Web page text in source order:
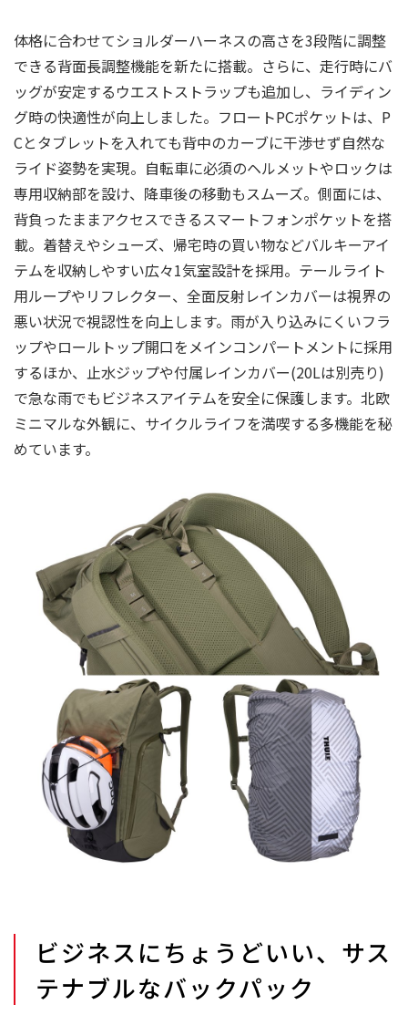
体格に合わせてショルダーハーネスの高さを3段階に調整
できる背面長調整機能を新たに搭載。さらに、走行時にバ
ッグが安定するウエストストラップも追加し、ライディン
グ時の快適性が向上しました。フロートPCポケットは、P
Cとタブレットを入れても背中のカーブに干渉せず自然な
ライド姿勢を実現。自転車に必須のヘルメットやロックは
専用収納部を設け、降車後の移動もスムーズ。側面には、
背負ったままアクセスできるスマートフォンポケットを搭
載。着替えやシューズ、帰宅時の買い物などバルキーアイ
テムを収納しやすい広々1気室設計を採用。テールライト
用ループやリフレクター、全面反射レインカバーは視界の
悪い状況で視認性を向上します。雨が入り込みにくいフラ
ップやロールトップ開口をメインコンパートメントに採用
するほか、止水ジップや付属レインカバー(20Lは別売り)
で急な雨でもビジネスアイテムを安全に保護します。北欧
ミニマルな外観に、サイクルライフを満喫する多機能を秘
めています。
ビジネスにちょうどいい、サス
テナブルなバックパック